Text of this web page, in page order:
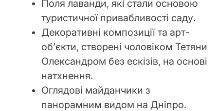
Поля лаванди, які стали основою
туристичної привабливості саду.
Декоративні композиції та арт-
об’єкти, створені чоловіком Тетяни
Олександром без ескізів, на основі
натхнення.
Оглядові майданчики з
панорамним видом на Дніпро.